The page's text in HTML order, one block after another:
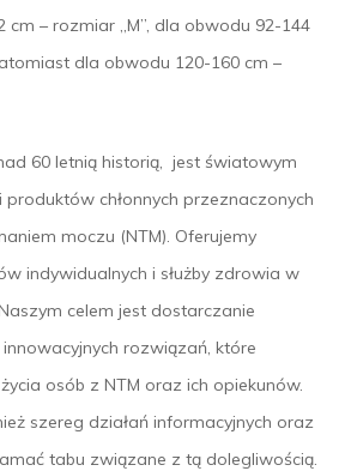
cm – rozmiar „M”, dla obwodu 92-144
dla obwodu 120-160 cm –
60 letnią historią, jest światowym
chłonnych przeznaczonych
moczu (NTM). Oferujemy
indywidualnych i służby zdrowia w
celem jest dostarczanie
rozwiązań, które
osób z NTM oraz ich opiekunów.
szereg działań informacyjnych oraz
tabu związane z tą dolegliwością.